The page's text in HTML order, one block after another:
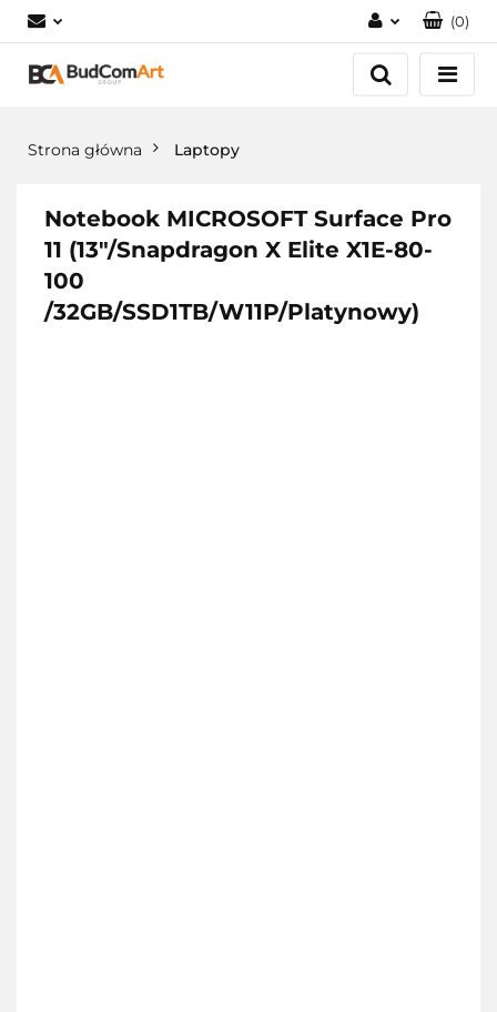
Zaloguj się
(0)
Strona główna Laptopy
Notebook MICROSOFT Surface Pro
11 (13"/Snapdragon X Elite X1E-80-
100
/32GB/SSD1TB/W11P/Platynowy)